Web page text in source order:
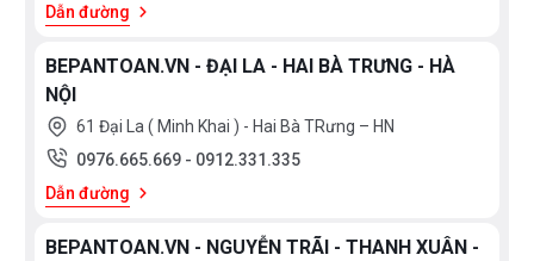
Rửa thông minh
Rửa chuyên sâu 70°C (Intensive)
Rửa nhanh 60°C
Rửa ly 40°C (Glass)
Rửa yên tĩnh 50°C (Silence)
Rửa yêu thích (Favorite)/Rửa tráng (Pre Rinse)
Dẫn đường
BEPANTOAN.VN - ĐẠI LA - HAI BÀ TRƯNG - HÀ
NỘI
61 Đại La ( Minh Khai ) - Hai Bà TRưng – HN
0976.665.669 - 0912.331.335
Dẫn đường
BEPANTOAN.VN - NGUYỄN TRÃI - THANH XUÂN -